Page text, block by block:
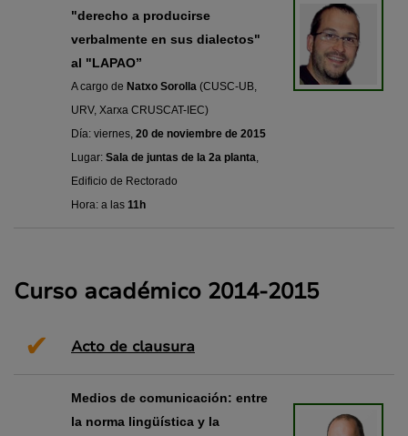
"derecho a producirse
verbalmente en sus dialectos"
al "LAPAO”
A cargo de Natxo Sorolla (CUSC-UB,
URV, Xarxa CRUSCAT-IEC)
Día: viernes, 20 de noviembre de 2015
Lugar: Sala de juntas de la 2a planta
Edificio de Rectorado
Hora: a las 11h
Curso académico 2014-2015
✔ Acto de clausura
Medios de comunicación: entre
la norma lingüística y la